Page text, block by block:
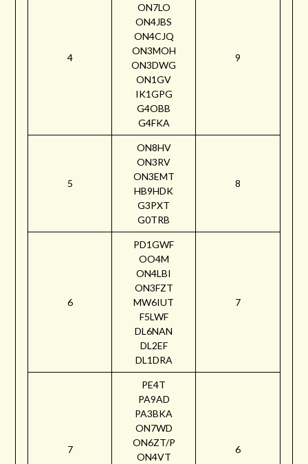
4
ON7LO
ON4JBS
ON4CJQ
ON3MOH
ON3DWG
ON1GV
IK1GPG
G4OBB
G4FKA
9
5
ON8HV
ON3RV
ON3EMT
HB9HDK
G3PXT
G0TRB
8
6
PD1GWF
OO4M
ON4LBI
ON3FZT
MW6IUT
F5LWF
DL6NAN
DL2EF
DL1DRA
7
7
PE4T
PA9AD
PA3BKA
ON7WD
ON6ZT/P
ON4VT
6